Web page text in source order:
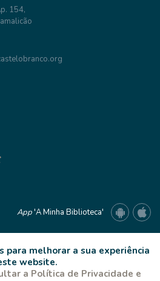
154,
App'A Minha Biblioteca'
para melhorar a sua experiência
website.
a Política de Privacidade e